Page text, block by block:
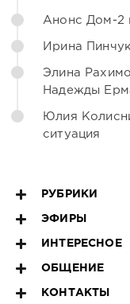
Анонс Дом-2
Ирина
Элина
Надежды
Юлия
ситуация
РУБРИКИ
ЭФИРЫ
ИНТЕРЕСНОЕ
ОБЩЕНИЕ
КОНТАКТЫ